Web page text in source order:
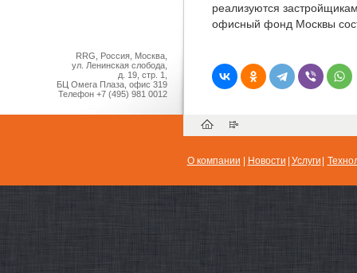
реализуются
офисный фонд Москвы
RRG, Россия, Москва,
ул. Ленинская слобода,
д. 19, стр. 1,
БЦ Омега Плаза, офис 319
Телефон +7 (495) 981 0012
О компании Новости Услуги